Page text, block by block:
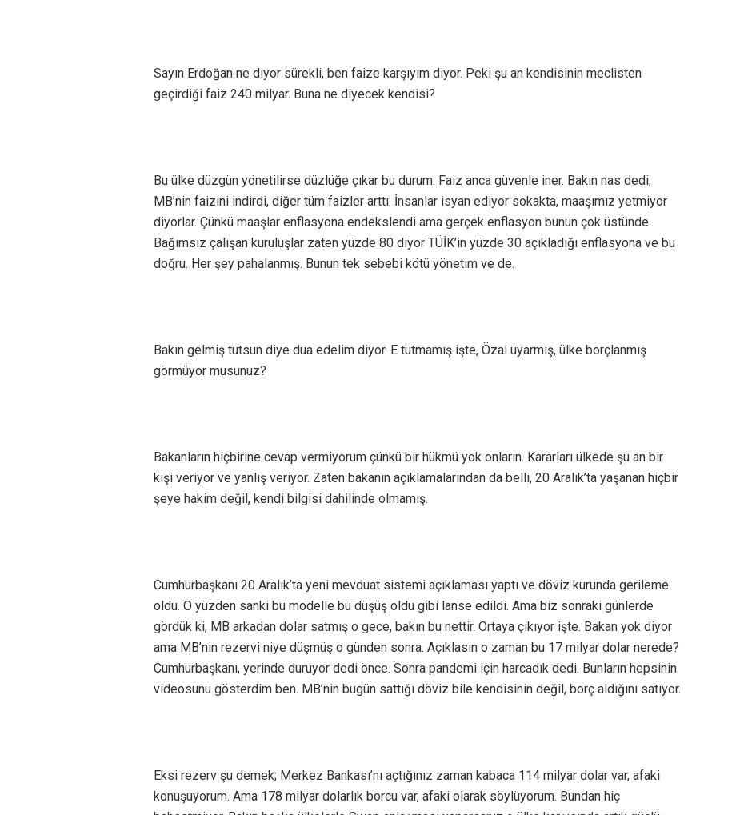
Sayın Erdoğan ne diyor sürekli, ben faize karşıyım diyor. Peki şu an kendisinin meclisten
geçirdiği faiz 240 milyar. Buna ne diyecek kendisi?
Bu ülke düzgün yönetilirse düzlüğe çıkar bu durum. Faiz anca güvenle iner. Bakın nas dedi,
MB’nin faizini indirdi, diğer tüm faizler arttı. İnsanlar isyan ediyor sokakta, maaşımız yetmiyor
diyorlar. Çünkü maaşlar enflasyona endekslendi ama gerçek enflasyon bunun çok üstünde.
Bağımsız çalışan kuruluşlar zaten yüzde 80 diyor TÜİK’in yüzde 30 açıkladığı enflasyona ve bu
doğru. Her şey pahalanmış. Bunun tek sebebi kötü yönetim ve de.
Bakın gelmiş tutsun diye dua edelim diyor. E tutmamış işte, Özal uyarmış, ülke borçlanmış
görmüyor musunuz?
Bakanların hiçbirine cevap vermiyorum çünkü bir hükmü yok onların. Kararları ülkede şu an bir
kişi veriyor ve yanlış veriyor. Zaten bakanın açıklamalarından da belli, 20 Aralık’ta yaşanan hiçbir
şeye hakim değil, kendi bilgisi dahilinde olmamış.
Cumhurbaşkanı 20 Aralık’ta yeni mevduat sistemi açıklaması yaptı ve döviz kurunda gerileme
oldu. O yüzden sanki bu modelle bu düşüş oldu gibi lanse edildi. Ama biz sonraki günlerde
gördük ki, MB arkadan dolar satmış o gece, bakın bu nettir. Ortaya çıkıyor işte. Bakan yok diyor
ama MB’nin rezervi niye düşmüş o günden sonra. Açıklasın o zaman bu 17 milyar dolar nerede?
Cumhurbaşkanı, yerinde duruyor dedi önce. Sonra pandemi için harcadık dedi. Bunların hepsinin
videosunu gösterdim ben. MB’nin bugün sattığı döviz bile kendisinin değil, borç aldığını satıyor.
Eksi rezerv şu demek; Merkez Bankası’nı açtığınız zaman kabaca 114 milyar dolar var, afaki
konuşuyorum. Ama 178 milyar dolarlık borcu var, afaki olarak söylüyorum. Bundan hiç